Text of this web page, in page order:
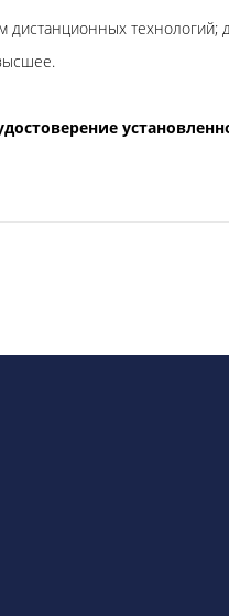
технологий;